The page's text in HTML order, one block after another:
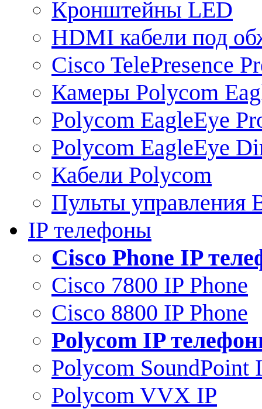
Кронштейны LED
HDMI кабели под
Cisco TelePresence
Камеры Polycom
Polycom EagleEye
Polycom EagleEye
Кабели Polycom
Пульты управления
IP телефоны
Сisco Phone IP
Cisco 7800 IP Phone
Cisco 8800 IP Phone
Polycom IP
Polycom SoundPoint
Polycom VVX IP